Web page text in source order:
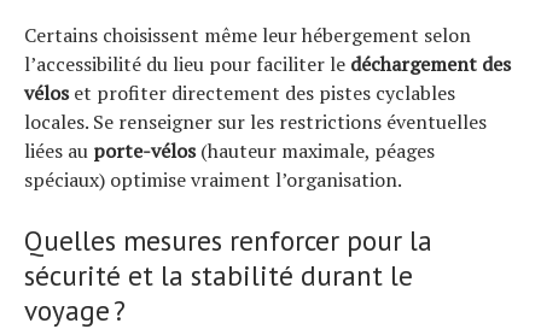
Certains choisissent même leur hébergement selon
l’accessibilité du lieu pour faciliter le déchargement des
véloset profiter directement des pistes cyclables
locales. Se renseigner sur les restrictions éventuelles
liées au porte-vélos(hauteur maximale, péages
spéciaux) optimise vraiment l’organisation.
Quelles mesures renforcer pour la
sécurité et la stabilité durant le
voyage ?